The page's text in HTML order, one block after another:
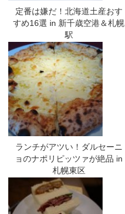
定番は嫌だ！北海道土産おす
すめ16選 in 新千歳空港＆札幌
駅
ランチがアツい！ダルセーニ
ョのナポリピッツァが絶品 in
札幌東区